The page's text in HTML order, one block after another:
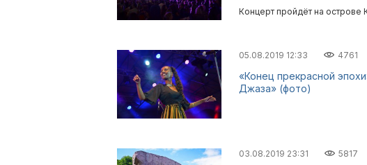
Концерт пройдёт на острове
05.08.2019 12:33 4761
«Конец прекрасной
Джаза» (фото)
03.08.2019 23:31 5817